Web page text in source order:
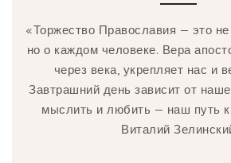
«Торжество Православия — это
но о каждом человеке. Вера
через века, укрепляет нас и
Завтрашний день зависит от
мыслить и любить — наш путь к
Виталий